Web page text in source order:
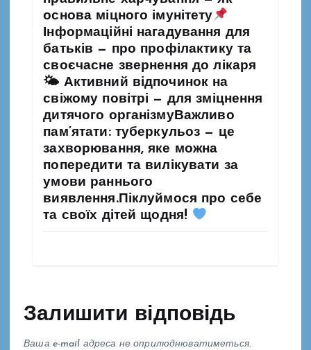
основа міцного імунітету
Інформаційні нагадування для
батьків — про профілактику та
своєчасне звернення до лікаря
🌤 Активний відпочинок на
свіжому повітрі — для зміцнення
дитячого організмуВажливо
пам’ятати: туберкульоз — це
захворювання, яке можна
попередити та вилікувати за
умови раннього
виявлення.Піклуймося про себе
та своїх дітей щодня!
Залишити відповідь
Ваша e-mail адреса не оприлюднюватиметься.